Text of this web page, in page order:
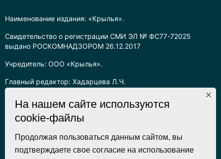
Наименование издания: «Крылья».
Свидетельство о регистрации СМИ ЭЛ № ФС77-72025
выдано РОСКОМНАДЗОРОМ 26.12.2017
Учредитель: ООО «Крылья».
Главный редактор: Хадарцева Л.Ч.
Информация на сайте предназначена для лиц старше 16 лет.
Все права на любые материалы, опубликованные на сайте,
защищены в соответствии с российским законодательством
об интеллектуальной собственности. Любое использование
текстовых, фото, аудио и видеоматериалов возможно только
с согласия правообладателя (ООО «Крылья») и при строгом
На нашем сайте используются
cookie-файлы
Продолжая пользоваться данным сайтом, вы
подтверждаете свое согласие на использование